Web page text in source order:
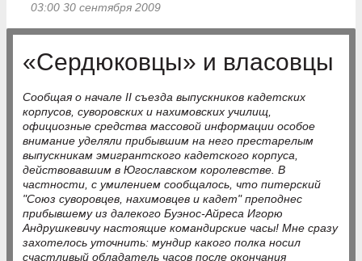
03:00 30 сентября 2009
«Сердюковцы» и власовцы
Сообщая о начале II съезда выпускников кадетских
корпусов, суворовских и нахимовских училищ,
официозные средства массовой информации особое
внимание уделяли прибывшим на него престарелым
выпускникам эмигрантского кадетского корпуса,
действовавшим в Югославском королевстве. В
частности, с умилением сообщалось, что питерский
"Союз суворовцев, нахимовцев и кадет" преподнес
прибывшему из далекого Буэнос-Айреса Игорю
Андрушкевичу настоящие командирские часы! Мне сразу
захотелось уточнить: мундир какого полка носил
счастливый обладатель часов после окончания